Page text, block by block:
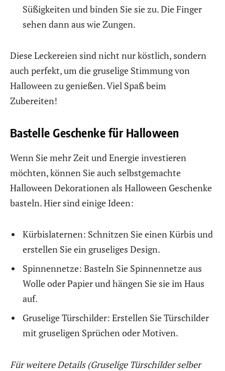
Süßigkeiten und binden Sie sie zu. Die Finger
sehen dann aus wie Zungen.
Diese Leckereien sind nicht nur köstlich, sondern
auch perfekt, um die gruselige Stimmung von
Halloween zu genießen. Viel Spaß beim
Zubereiten!
Bastelle Geschenke für Halloween
Wenn Sie mehr Zeit und Energie investieren
möchten, können Sie auch selbstgemachte
Halloween Dekorationen als Halloween Geschenke
basteln. Hier sind einige Ideen:
Kürbislaternen: Schnitzen Sie einen Kürbis und
erstellen Sie ein gruseliges Design.
Spinnennetze: Basteln Sie Spinnennetze aus
Wolle oder Papier und hängen Sie sie im Haus
auf.
Gruselige Türschilder: Erstellen Sie Türschilder
mit gruseligen Sprüchen oder Motiven.
Für weitere Details (Gruselige Türschilder selber